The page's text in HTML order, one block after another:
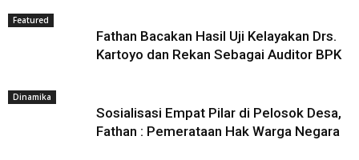
Featured
Fathan Bacakan Hasil Uji Kelayakan Drs.
Kartoyo dan Rekan Sebagai Auditor BPK
Dinamika
Sosialisasi Empat Pilar di Pelosok Desa,
Fathan : Pemerataan Hak Warga Negara